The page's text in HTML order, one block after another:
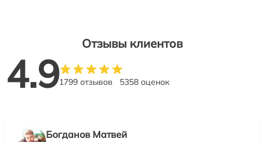
Отзывы клиентов
4.91799 отзывов 5358 оценок
Богданов Матвей